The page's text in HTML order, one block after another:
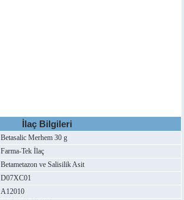
İlaç Bilgileri
Betasalic Merhem 30 g
Farma-Tek İlaç
Betametazon ve Salisilik Asit
D07XC01
A12010